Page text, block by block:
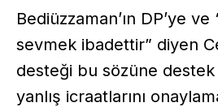
Bediüzzaman’ın DP’ye ve
sevmek ibadettir” diyen
desteği bu sözüne
yanlış icraatlarını